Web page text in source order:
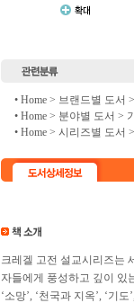
• Home > 브랜드별 도서
• Home > 분야별 도서 >
• Home > 시리즈별 도서
크레겔 고전 설교시리즈는
자들에게 풍성하고 깊이 있
‘소망’, ‘천국과 지옥’, ‘기